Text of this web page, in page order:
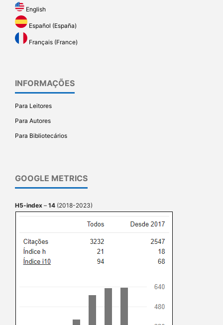
English
Español (España)
Français (France)
INFORMAÇÕES
Para Leitores
Para Autores
Para Bibliotecários
GOOGLE METRICS
H5-index – 14 (2018-2023)